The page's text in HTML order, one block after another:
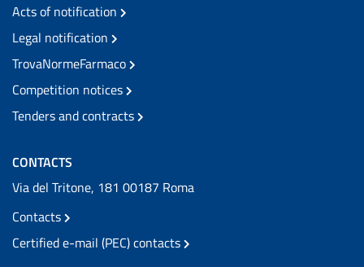
Acts of notification
Legal notification
TrovaNormeFarmaco
Competition notices
Tenders and contracts
CONTACTS
Via del Tritone, 181 00187 Roma
Contacts
Certified e-mail (PEC) contacts